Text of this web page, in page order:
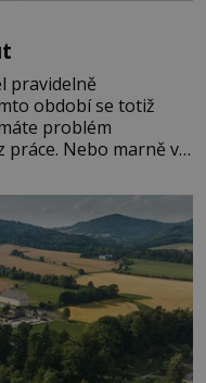
pravidelně
období se totiž
problém
práce. Nebo marně v
se paměť